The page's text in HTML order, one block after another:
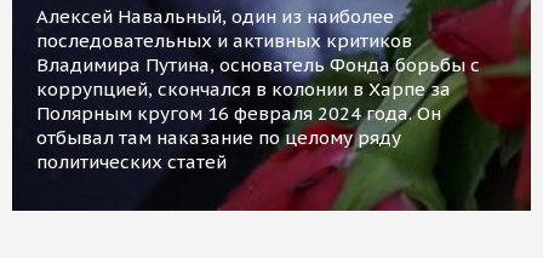
Алексей Навальный, один из наиболее
последовательных и активных критиков
Владимира Путина, основатель Фонда борьбы с
коррупцией, скончался в колонии в Харпе за
Полярным кругом 16 февраля 2024 года. Он
отбывал там наказание по целому ряду
политических статей